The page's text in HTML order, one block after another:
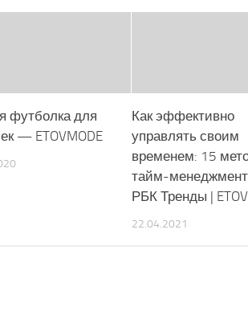
футболка для
— ETOVMODE
Как эффективно
управлять своим
временем: 15
тайм-
РБК Тренды |
22.04.2021